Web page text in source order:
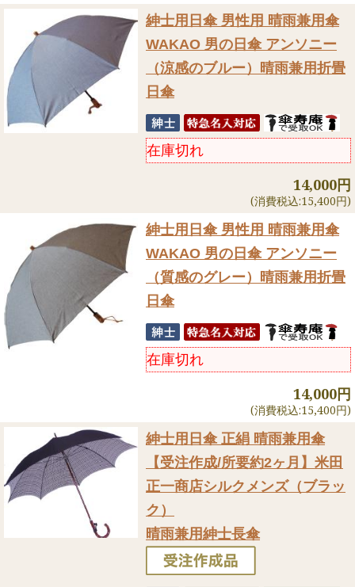
紳士用日傘 男性用 晴雨兼用傘
WAKAO 男の日傘 アンソニー
（涼感のブルー）晴雨兼用折畳
日傘
在庫切れ
14,000円
(消費税込:15,400円)
紳士用日傘 男性用 晴雨兼用傘
WAKAO 男の日傘 アンソニー
（質感のグレー）晴雨兼用折畳
日傘
在庫切れ
14,000円
(消費税込:15,400円)
紳士用日傘 正絹 晴雨兼用傘
【受注作成/所要約2ヶ月】米田
正一商店シルクメンズ（ブラッ
ク）
晴雨兼用紳士長傘